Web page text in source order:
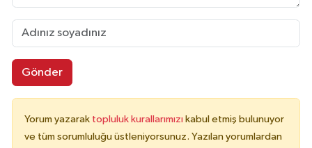
Gönder
Yorum yazarak topluluk kurallarımızı kabul etmiş bulunuyor
ve tüm sorumluluğu üstleniyorsunuz. Yazılan yorumlardan